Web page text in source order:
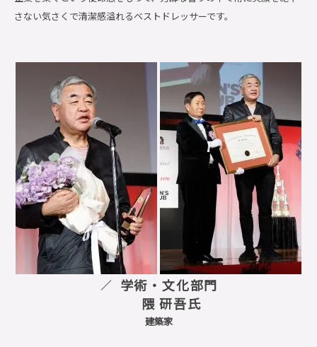
さない気さくで清潔感溢れるベストドレッサーです。
学術・文化部門
隈 研吾氏
建築家